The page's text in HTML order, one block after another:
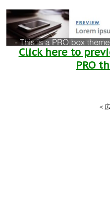
Click here to
PRO
＜